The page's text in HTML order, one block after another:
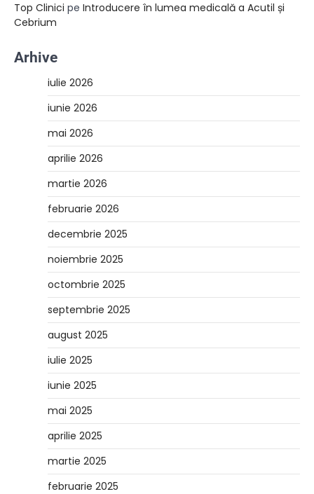
Top Clinici pe Introducere în lumea medicală a Acutil și
Cebrium
Arhive
iulie 2026
iunie 2026
mai 2026
aprilie 2026
martie 2026
februarie 2026
decembrie 2025
noiembrie 2025
octombrie 2025
septembrie 2025
august 2025
iulie 2025
iunie 2025
mai 2025
aprilie 2025
martie 2025
februarie 2025